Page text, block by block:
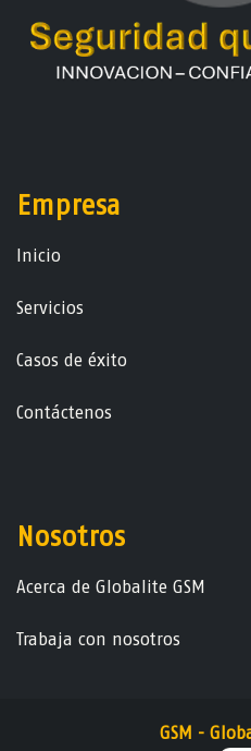
Empresa
Ini​ci​o
Servicios
Casos de éxito
Contáctenos
Nosotros
Acerca de Globalite GSM
Trabaja con nosotros
GSM -